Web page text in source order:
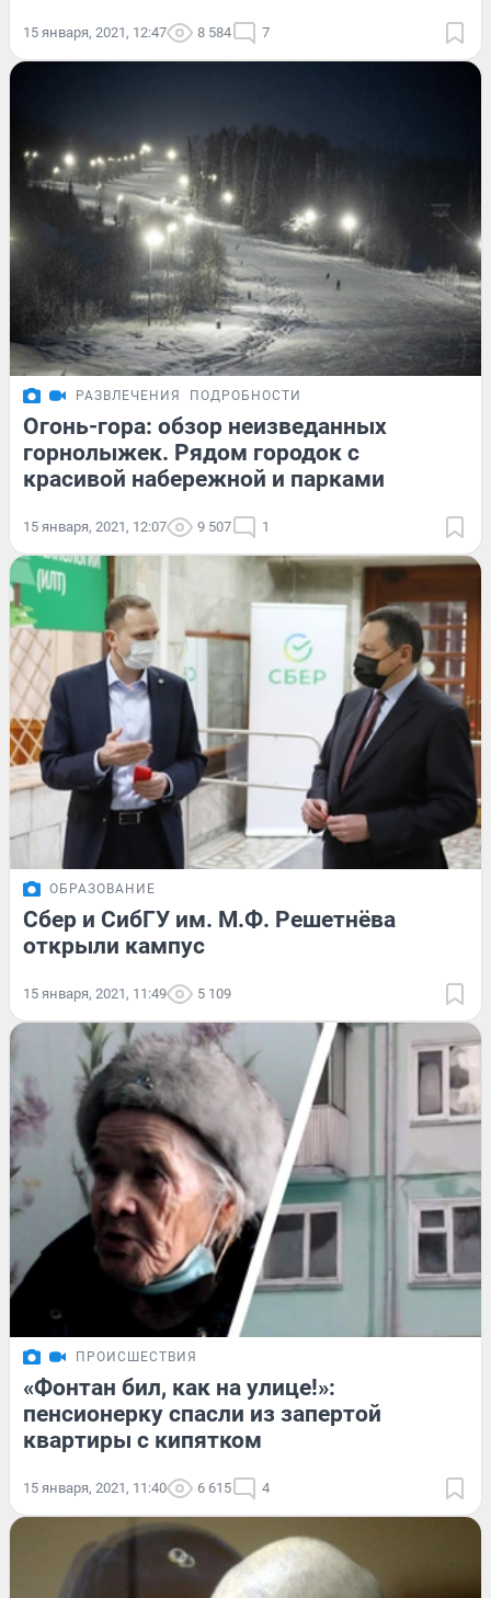
15 января, 2021, 12:47 8 584 7
РАЗВЛЕЧЕНИЯ ПОДРОБНОСТИ
Огонь-гора: обзор неизведанных
горнолыжек. Рядом городок с
красивой набережной и парками
15 января, 2021, 12:07 9 507 1
ОБРАЗОВАНИЕ
Сбер и СибГУ им. М.Ф. Решетнёва
открыли кампус
15 января, 2021, 11:49 5 109
ПРОИСШЕСТВИЯ
«Фонтан бил, как на улице!»:
пенсионерку спасли из запертой
квартиры с кипятком
15 января, 2021, 11:40 6 615 4